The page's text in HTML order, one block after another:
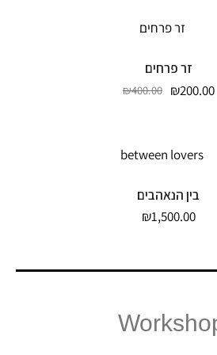
הוספה לסל
זר פרחים
₪400.00 ₪200.00
הוספה לסל
בין הנאהבים
₪1,500.00